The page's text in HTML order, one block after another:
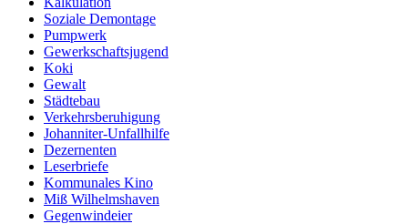
Soziale Demontage
Pumpwerk
Gewerkschaftsjugend
Koki
Gewalt
Städtebau
Verkehrsberuhigung
Johanniter-Unfallhilfe
Dezernenten
Leserbriefe
Kommunales Kino
Miß Wilhelmshaven
Gegenwindeier